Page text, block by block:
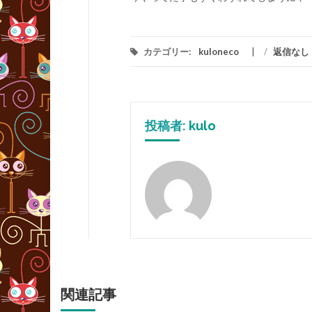
カテゴリー: kuloneco / 返信なし
投稿者: kulo
関連記事